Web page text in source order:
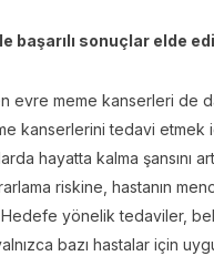
başarılı sonuçlar elde
evre meme kanserleri de
kanserlerini tedavi etmek
hayatta kalma şansını
riskine, hastanın
Hedefe yönelik tedaviler,
bazı hastalar için